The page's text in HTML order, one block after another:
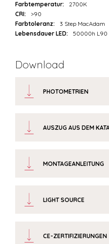
Farbtemperatur:
2700K
CRI:
>90
Farbtoleranz:
3 Step MacAdam
Lebensdauer LED:
50000h L90
Download
PHOTOMETRIEN
AUSZUG AUS DEM
MONTAGEANLEITUNG
LIGHT SOURCE
CE-ZERTIFIZIERUNGEN